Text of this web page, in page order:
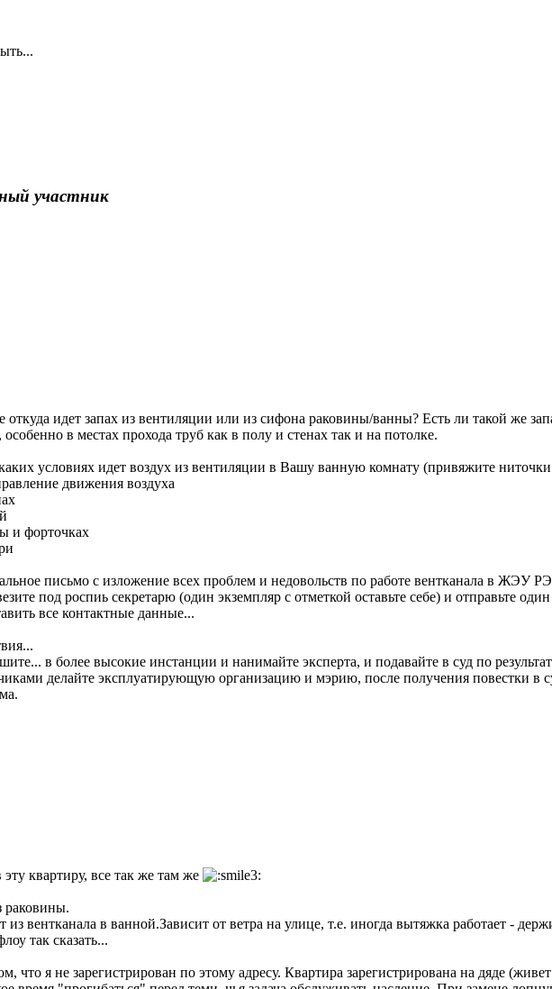
участник
идет запах из вентиляции или из сифона раковины/ванны? Есть ли такой же
в местах прохода труб как в полу и стенах так и на потолке.
условиях идет воздух из вентиляции в Вашу ванную комнату (привяжите
движения воздуха
и форточках
письмо с изложение всех проблем и недовольств по работе вентканала в ЖЭУ
под роспиь секретарю (один экземпляр с отметкой оставьте себе) и отправьте
все контактные данные...
в более высокие инстанции и нанимайте эксперта, и подавайте в суд по
делайте эксплуатирующую организацию и мэрию, после получения повестки в
квартиру, все так же там же
раковины.
из вентканала в ванной.Зависит от ветра на улице, т.е. иногда вытяжка работает -
так сказать...
что я не зарегистрирован по этому адресу. Квартира зарегистрирована на дяде